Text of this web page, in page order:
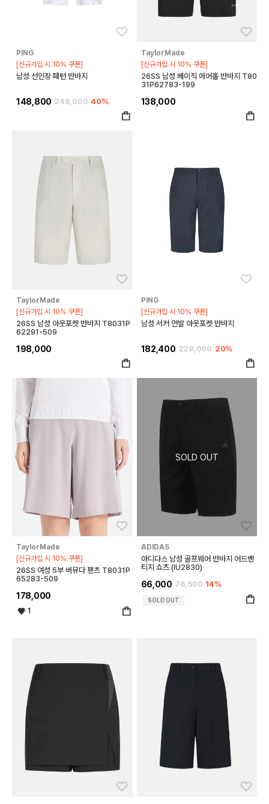
PING
[신규가입 시 10% 쿠폰]
남성 선인장 패턴 반바지
148,800 248,000 40%
TaylorMade
[신규가입 시 10% 쿠폰]
26SS 남성 베이직 에어홀 반바지 T80
31P62783-199
138,000
TaylorMade
[신규가입 시 10% 쿠폰]
26SS 남성 아웃포켓 반바지 T8031P
62291-509
198,000
PING
[신규가입 시 10% 쿠폰]
남성 서커 언발 아웃포켓 반바지
182,400 228,000 20%
TaylorMade
[신규가입 시 10% 쿠폰]
26SS 여성 5부 버뮤다 팬츠 T8031P
65283-509
178,000
1
ADIDAS
아디다스 남성 골프웨어 반바지 어드벤
티지 쇼츠 (IU2830)
66,000 76,500 14%
SOLD OUT